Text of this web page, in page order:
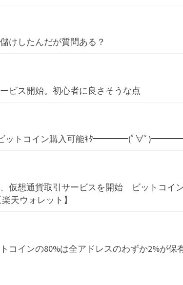
けしたんだが質問ある？
ビス開始。初心者に良さそうな点
ビットコイン購入可能ｷﾀ━━━━(ﾟ∀ﾟ
、仮想通貨取引サービスを開始 ビットコイ
天ウォレット】
トコインの80%は全アドレスのわずか2%が保